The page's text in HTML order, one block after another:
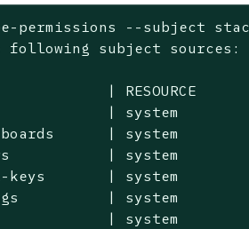
permissions --subject
following subject
| RESOURCE
| system
| system
| system
keys       | system
| system
| system